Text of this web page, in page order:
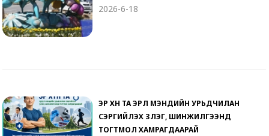
2026-6-18
ЭР ХҮН ТА ЭРҮҮЛ МЭНДИЙН УРЬДЧИЛАН
СЭРГИЙЛЭХ ҮЗЛЭГ, ШИНЖИЛГЭЭНД
ТОГТМОЛ ХАМРАГДААРАЙ